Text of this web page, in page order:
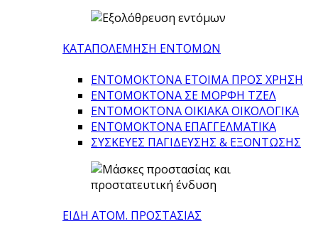
ΚΑΤΑΠΟΛΕΜΗΣΗ ΕΝΤΟΜΩΝ
ΕΝΤΟΜΟΚΤΟΝΑ ΕΤΟΙΜΑ ΠΡΟΣ ΧΡΗΣΗ
ΕΝΤΟΜΟΚΤΟΝΑ ΣΕ ΜΟΡΦΗ ΤΖΕΛ
ΕΝΤΟΜΟΚΤΟΝΑ ΟΙΚΙΑΚΑ ΟΙΚΟΛΟΓΙΚΑ
ΕΝΤΟΜΟΚΤΟΝΑ ΕΠΑΓΓΕΛΜΑΤΙΚΑ
ΣΥΣΚΕΥΕΣ ΠΑΓΙΔΕΥΣΗΣ & ΕΞΟΝΤΩΣΗΣ
ΕΙΔΗ ΑΤΟΜ. ΠΡΟΣΤΑΣΙΑΣ